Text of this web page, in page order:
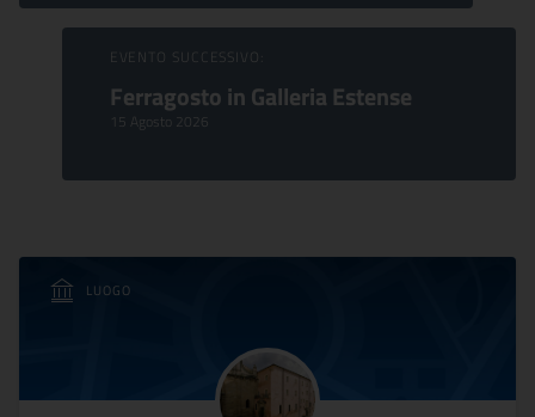
EVENTO SUCCESSIVO:
Ferragosto in Galleria Estense
15 Agosto 2026
LUOGO